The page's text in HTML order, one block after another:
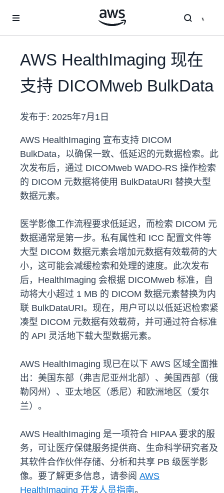
AWS HealthImaging 现在
支持 DICOMweb BulkData
发布于: 2025年7月1日
AWS HealthImaging 宣布支持 DICOM
BulkData，以确保一致、低延迟的元数据检索。此
次发布后，通过 DICOMweb WADO-RS 操作检索
的 DICOM 元数据将使用 BulkDataURI 替换大型
数据元素。
医学影像工作流程要求低延迟，而检索 DICOM 元
数据通常是第一步。私有属性和 ICC 配置文件等
大型 DICOM 数据元素会增加元数据有效载荷的大
小，这可能会减缓检索和处理的速度。此次发布
后，HealthImaging 会根据 DICOMweb 标准，自
动将大小超过 1 MB 的 DICOM 数据元素替换为内
联 BulkDataURI。现在，用户可以以低延迟检索紧
凑型 DICOM 元数据有效载荷，并可通过符合标准
的 API 灵活地下载大型数据元素。
AWS HealthImaging 现已在以下 AWS 区域全面推
出：美国东部（弗吉尼亚州北部）、美国西部（俄
勒冈州）、亚太地区（悉尼）和欧洲地区（爱尔
兰）。
AWS HealthImaging 是一项符合 HIPAA 要求的服
务，可让医疗保健服务提供商、生命科学研究者及
其软件合作伙伴存储、分析和共享 PB 级医学影
像。要了解更多信息，请参阅 AWS
HealthImaging 开发人员指南。